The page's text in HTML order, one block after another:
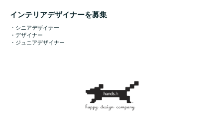
インテリアデザイナーを募集
・シニアデザイナー
・デザイナー
・ジュニアデザイナー